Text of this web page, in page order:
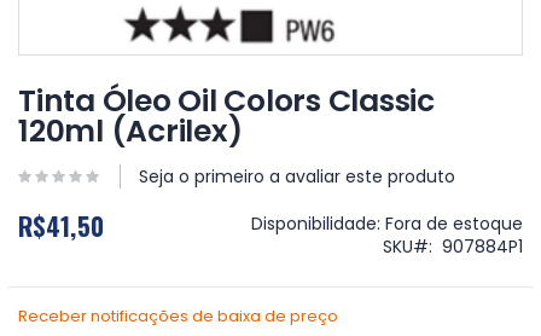
para
o
início
Galeria
imagens
Tinta Óleo Oil Colors Classic
120ml (Acrilex)
Seja o primeiro a avaliar este produto
R$41,50 Disponibilidade: Fora de estoque
SKU
907884P1
Receber notificações de baixa de preço